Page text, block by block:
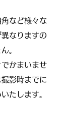
など様々な
なりますの
。
かまいませ
影時までに
たします。